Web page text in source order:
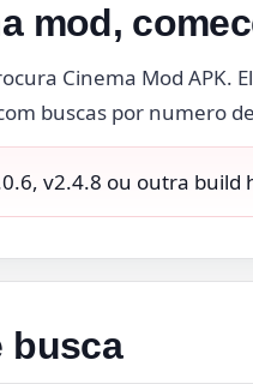
mod,
Cinema Mod APK.
buscas por numero
v2.4.8 ou outra
busca